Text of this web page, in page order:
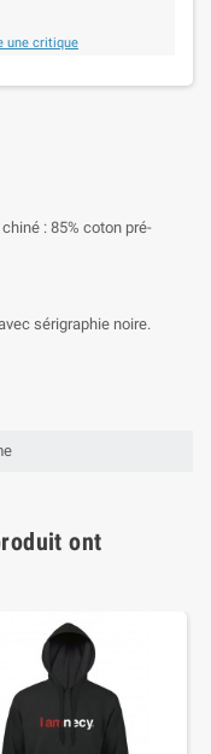
une critique
: 85% coton pré-
sérigraphie noire.
ont